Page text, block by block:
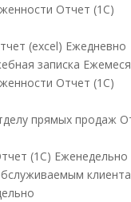
Отчет (1С)
(excel) Ежедневно
записка
Отчет (1С)
прямых продаж
(1С) Еженедельно